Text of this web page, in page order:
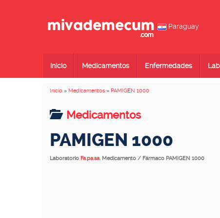
Paraguay
Inicio Medicamentos Enfermedades
Inicio » Medicamentos » PAMIGEN 1000
Medicamentos
PAMIGEN 1000
Laboratorio Fa.pa.sa. Medicamento / Fármaco PAMIGEN 1000